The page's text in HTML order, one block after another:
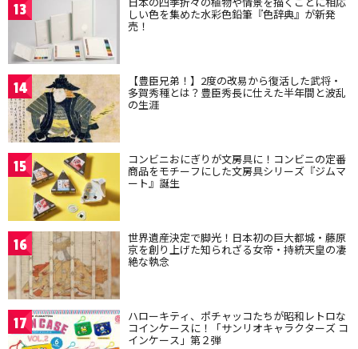
13 しい色を集めた水彩色鉛筆『色辞典』が新発
売！
14 【豊臣兄弟！】2度の改易から復活した武将・
多賀秀種とは？豊臣秀長に仕えた半年間と波乱
の生涯
15 コンビニおにぎりが文房具に！コンビニの定番
商品をモチーフにした文房具シリーズ『ジムマ
ート』誕生
16 世界遺産決定で脚光！日本初の巨大都城・藤原
京を創り上げた知られざる女帝・持統天皇の凄
絶な執念
17 ハローキティ、ポチャッコたちが昭和レトロな
コインケースに！「サンリオキャラクターズ コ
インケース」第２弾